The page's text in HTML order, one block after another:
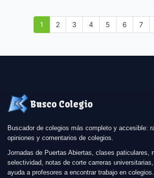
1 2 3 4 5 6 7
Busco Colegio
Buscador de colegios más completo y accesible:
opiniones y comentarios de colegios.
Jornadas de Puertas Abiertas, clases paticulares,
selectividad, notas de corte carreras
ayuda a profesores a encontrar trabajo en colegios.